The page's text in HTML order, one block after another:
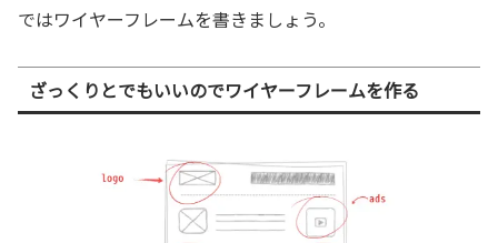
ではワイヤーフレームを書きましょう。
ざっくりとでもいいのでワイヤーフレームを作る